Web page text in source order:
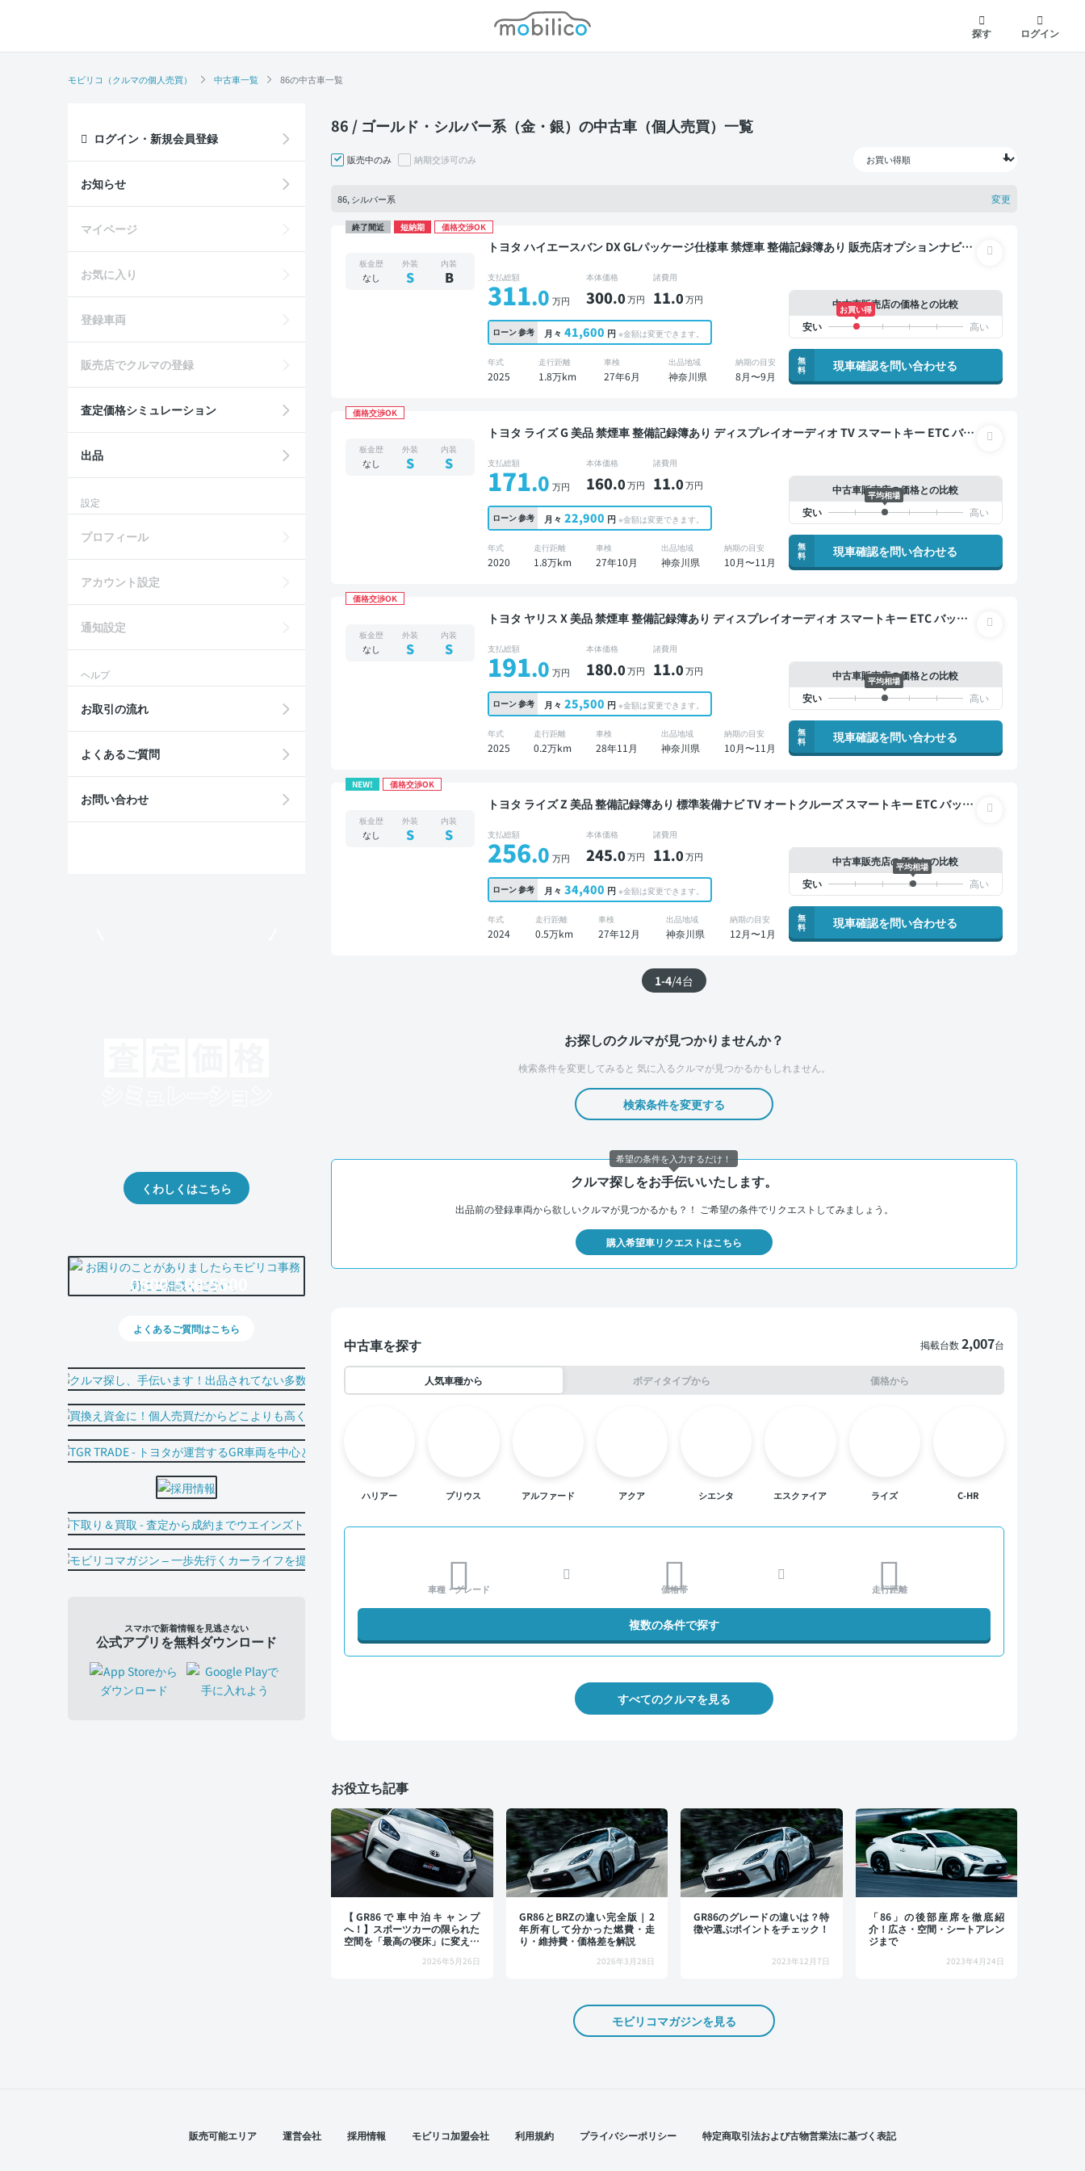
モビリコ
探す
ログイン
モビリコ（クルマの個人売買） 中古車一覧 86の中古車一覧
86 / ゴールド・シルバー系（金・銀）の中古車（個人売買）一覧
販売中のみ 納期交渉可のみ
86, シルバー系 変更
終了間近 短納期 価格交渉OK
トヨタ ハイエースバン DX GLパッケージ仕様車 禁煙車 整備記録簿あり 販売店オプションナビ
板金歴
なし
外装
S
内装
B 支払総額
311.0 万円
本体価格
300.0万円
諸費用
11.0万円
ローン参考 月々 41,600 円 ※金額は変更できます。
年式
2025
走行距離
1.8万km
車検
27年6月
出品地域
神奈川県
納期の目安
8月〜9月
中古車販売店の価格との比較
お買い得
無
料
現車確認を問い合わせる
価格交渉OK
トヨタ ライズ G 美品 禁煙車 整備記録簿あり ディスプレイオーディオ TV スマートキー ETC バッ
板金歴
なし
外装
S
内装
S 支払総額
171.0 万円
本体価格
160.0万円
諸費用
11.0万円
ローン参考 月々 22,900 円 ※金額は変更できます。
年式
2020
走行距離
1.8万km
車検
27年10月
出品地域
神奈川県
納期の目安
10月〜11月
中古車販売店の価格との比較
平均相場
無
料
現車確認を問い合わせる
価格交渉OK
トヨタ ヤリス X 美品 禁煙車 整備記録簿あり ディスプレイオーディオ スマートキー ETC バック
板金歴
なし
外装
S
内装
S 支払総額
191.0 万円
本体価格
180.0万円
諸費用
11.0万円
ローン参考 月々 25,500 円 ※金額は変更できます。
年式
2025
走行距離
0.2万km
車検
28年11月
出品地域
神奈川県
納期の目安
10月〜11月
中古車販売店の価格との比較
平均相場
無
料
現車確認を問い合わせる
NEW! 価格交渉OK
トヨタ ライズ Z 美品 整備記録簿あり 標準装備ナビ TV オートクルーズ スマートキー ETC バック
板金歴
なし
外装
S
内装
S 支払総額
256.0 万円
本体価格
245.0万円
諸費用
11.0万円
ローン参考 月々 34,400 円 ※金額は変更できます。
年式
2024
走行距離
0.5万km
車検
27年12月
出品地域
神奈川県
納期の目安
12月〜1月
中古車販売店の価格との比較
平均相場
無
料
現車確認を問い合わせる
1-4/4台
お探しのクルマが見つかりませんか？
検索条件を変更してみると 気に入るクルマが見つかるかもしれません。
検索条件を変更する
クルマ探しをお手伝いいたします。
出品前の登録車両から欲しいクルマが見つかるかも？！ ご希望の条件でリクエストしてみましょう。
購入希望車リクエストはこちら
中古車を探す 掲載台数2,007台
人気車種から ボディタイプから 価格から
ハリアー プリウス アルファード アクア シエンタ エスクァイア ライズ C-HR
車種・グレード 価格帯 走行距離
複数の条件で探す
すべてのクルマを見る
お役立ち記事
【GR86で車中泊キャンプ
へ！】スポーツカーの限られた
空間を「最高の寝床」に変える
2026年5月26日
GR86とBRZの違い完全版｜2
年所有して分かった燃費・走
り・維持費・価格差を解説
2026年3月28日
GR86のグレードの違いは？特
徴や選ぶポイントをチェック！
2023年12月7日
「86」の後部座席を徹底紹
介！広さ・空間・シートアレン
ジまで
2023年4月24日
モビリコマガジンを見る
ログイン・新規会員登録
お知らせ
マイページ
お気に入り
登録車両
販売店でクルマの登録
査定価格シミュレーション
出品
設定
プロフィール
アカウント設定
通知設定
ヘルプ
お取引の流れ
よくあるご質問
お問い合わせ
くわしくはこちら
0800-500-5500
よくあるご質問はこちら
スマホで新着情報を見逃さない
公式アプリを無料ダウンロード
販売可能エリア 運営会社 採用情報 モビリコ加盟会社 利用規約 プライバシーポリシー 特定商取引法および古物営業法に基づく表記
希望の条件を入力するだけ！